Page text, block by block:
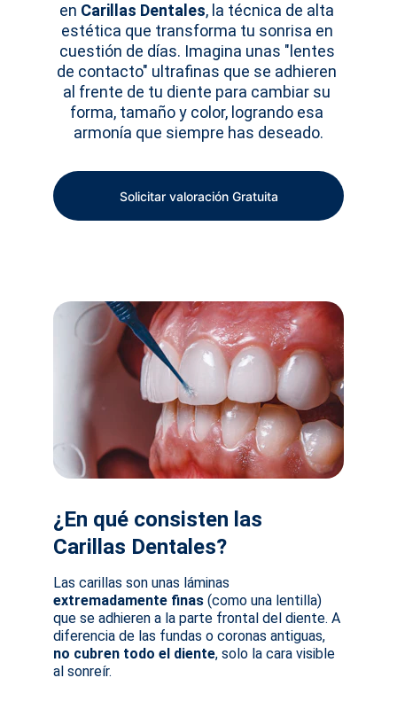
en Carillas Dentales, la técnica de alta
estética que transforma tu sonrisa en
cuestión de días. Imagina unas "lentes
de contacto" ultrafinas que se adhieren
al frente de tu diente para cambiar su
forma, tamaño y color, logrando esa
armonía que siempre has deseado.
Solicitar valoración Gratuita
¿En qué consisten las
Carillas Dentales?
Las carillas son unas láminas
extremadamente finas (como una lentilla)
que se adhieren a la parte frontal del diente. A
diferencia de las fundas o coronas antiguas,
no cubren todo el diente, solo la cara visible
al sonreír.